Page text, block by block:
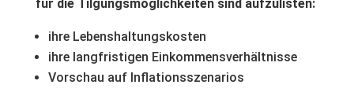
für die Tilgungsmöglichkeiten sind aufzulisten:
ihre Lebenshaltungskosten
ihre langfristigen Einkommensverhältnisse
Vorschau auf Inflationsszenarios